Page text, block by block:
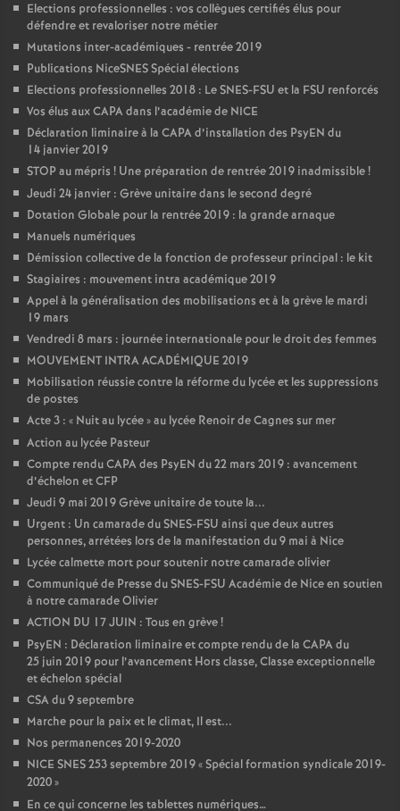
Elections professionnelles : vos collègues certifiés élus pour
défendre et revaloriser notre métier
Mutations inter-académiques - rentrée 2019
Publications NiceSNES Spécial élections
Elections professionnelles 2018 : Le SNES-FSU et la FSU renforcés
Vos élus aux CAPA dans l’académie de NICE
Déclaration liminaire à la CAPA d’installation des PsyEN du
14 janvier 2019
STOP au mépris ! Une préparation de rentrée 2019 inadmissible!
Jeudi 24 janvier : Grève unitaire dans le second degré
Dotation Globale pour la rentrée 2019 : la grande arnaque
Manuels numériques
Démission collective de la fonction de professeur principal : le kit
Stagiaires : mouvement intra académique 2019
Appel à la généralisation des mobilisations et à la grève le mardi
19 mars
Vendredi 8 mars : journée internationale pour le droit des femmes
MOUVEMENT INTRA ACADÉMIQUE 2019
Mobilisation réussie contre la réforme du lycée et les suppressions
de postes
Acte 3 : « Nuit au lycée» au lycée Renoir de Cagnes sur mer
Action au lycée Pasteur
Compte rendu CAPA des PsyEN du 22 mars 2019 : avancement
d’échelon et CFP
Jeudi 9 mai 2019 Grève unitaire de toute la...
Urgent : Un camarade du SNES-FSU ainsi que deux autres
personnes, arrétées lors de la manifestation du 9 mai à Nice
Lycée calmette mort pour soutenir notre camarade olivier
Communiqué de Presse du SNES-FSU Académie de Nice en soutien
à notre camarade Olivier
ACTION DU 17 JUIN : Tous en grève!
PsyEN : Déclaration liminaire et compte rendu de la CAPA du
25 juin 2019 pour l’avancement Hors classe, Classe exceptionnelle
et échelon spécial
CSA du 9 septembre
Marche pour la paix et le climat, Il est...
Nos permanences 2019-2020
NICE SNES 253 septembre 2019 «Spécial formation syndicale 2019-
2020»
En ce qui concerne les tablettes numériques…